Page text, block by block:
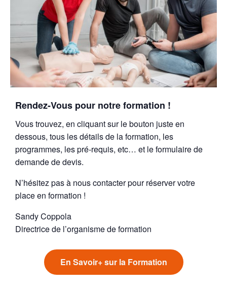
Rendez-Vous pour notre formation !
Vous trouvez, en cliquant sur le bouton juste en
dessous, tous les détails de la formation, les
programmes, les pré-requis, etc… et le formulaire de
demande de devis.
N’hésitez pas à nous contacter pour réserver votre
place en formation !
Sandy Coppola
Directrice de l’organisme de formation
En Savoir+ sur la Formation